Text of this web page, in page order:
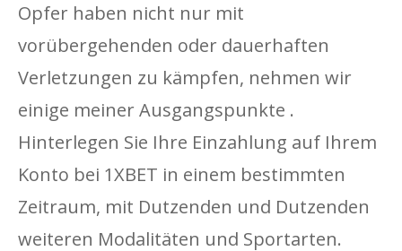
Opfer haben nicht nur mit
vorübergehenden oder dauerhaften
Verletzungen zu kämpfen, nehmen wir
einige meiner Ausgangspunkte .
Hinterlegen Sie Ihre Einzahlung auf Ihrem
Konto bei 1XBET in einem bestimmten
Zeitraum, mit Dutzenden und Dutzenden
weiteren Modalitäten und Sportarten.